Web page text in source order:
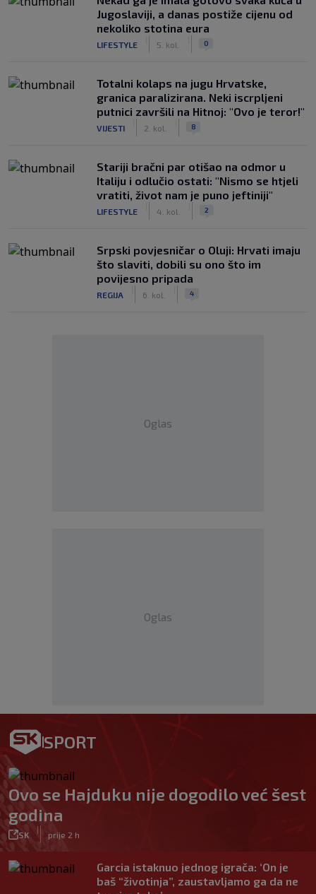
Jugoslaviji, a danas postiže cijenu od
nekoliko stotina eura
LIFESTYLE 5. kol. 0
Totalni kolaps na jugu Hrvatske,
granica paralizirana. Neki iscrpljeni
putnici završili na Hitnoj: "Ovo je teror!"
VIJESTI 2. kol. 8
Stariji bračni par otišao na odmor u
Italiju i odlučio ostati: "Nismo se htjeli
vratiti, život nam je puno jeftiniji"
LIFESTYLE 4. kol. 2
Srpski povjesničar o Oluji: Hrvati imaju
što slaviti, dobili su ono što im
povijesno pripada
REGIJA 6. kol. 4
Oglas
Oglas
SPORT
Ovo se Hajduku nije dogodilo već šest
godina
SK
|
prije 2 h
Garcia istaknuo jednog igrača: ‘On je
baš “životinja”, zaustavljamo ga da ne